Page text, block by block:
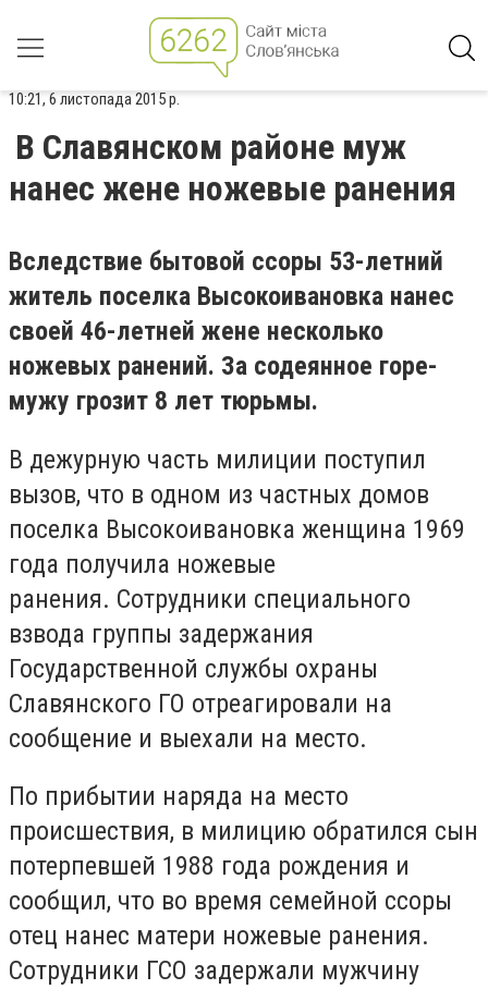
10:21, 6 листопада 2015 р.
В Славянском районе муж
нанес жене ножевые ранения
Вследствие бытовой ссоры 53-летний
житель поселка Высокоивановка нанес
своей 46-летней жене несколько
ножевых ранений. За содеянное горе-
мужу грозит 8 лет тюрьмы.
В дежурную часть милиции поступил
вызов, что в одном из частных домов
поселка Высокоивановка женщина 1969
года получила ножевые
ранения. Сотрудники специального
взвода группы задержания
Государственной службы охраны
Славянского ГО отреагировали на
сообщение и выехали на место.
По прибытии наряда на место
происшествия, в милицию обратился сын
потерпевшей 1988 года рождения и
сообщил, что во время семейной ссоры
отец нанес матери ножевые ранения.
Сотрудники ГСО задержали мужчину